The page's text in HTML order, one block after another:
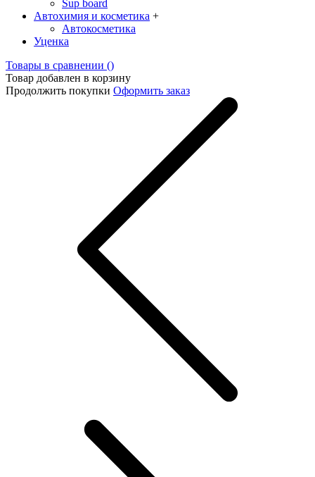
Sup board
Автохимия и косметика +
Автокосметика
Уценка
Товары в сравнении ()
Товар добавлен в корзину
Продолжить покупки Оформить заказ